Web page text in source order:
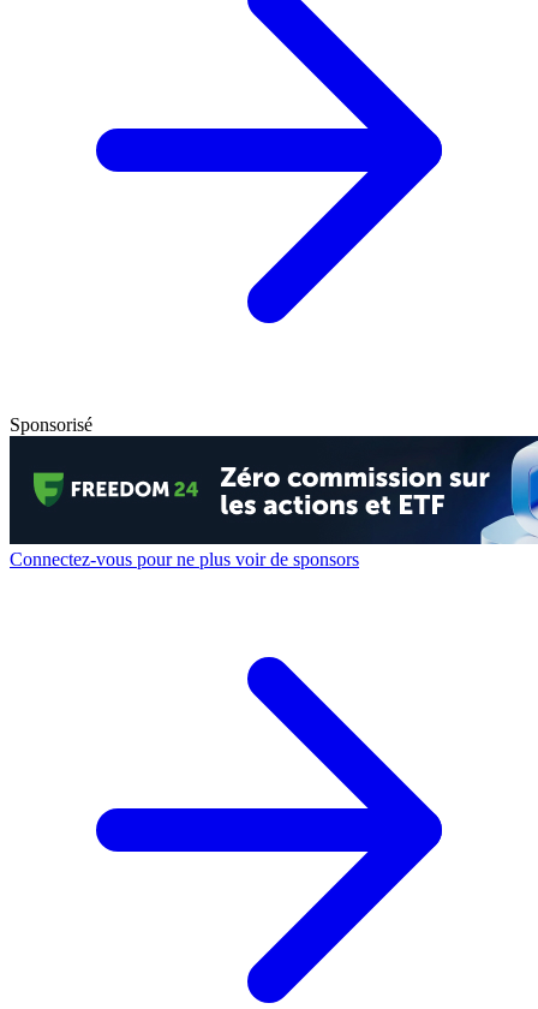
Sponsorisé
Connectez-vous pour ne plus voir de sponsors